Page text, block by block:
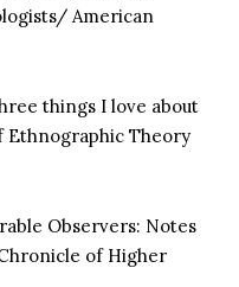
American
things I love about
Ethnographic Theory
Observers: Notes
of Higher